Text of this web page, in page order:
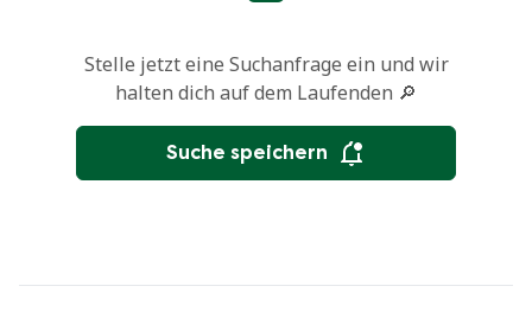
Stelle jetzt eine Suchanfrage ein und wir
halten dich auf dem Laufenden 🔎
Suche speichern